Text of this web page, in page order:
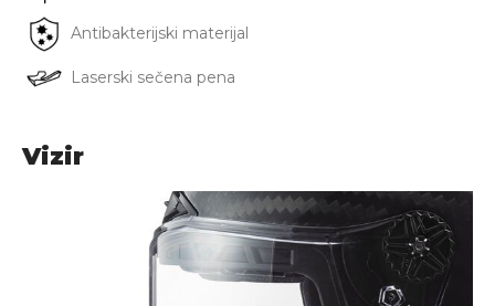
Antibakterijski materijal
Laserski sečena pena
Vizir